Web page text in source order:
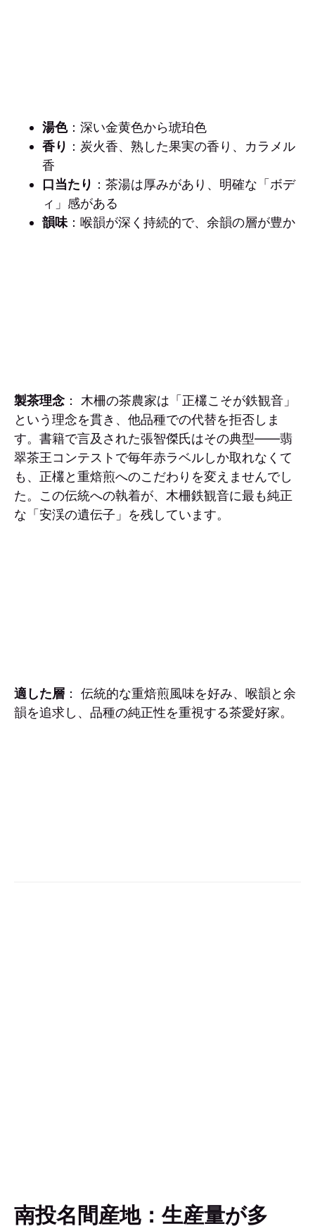
湯色：深い金黄色から琥珀色
香り ：炭火香、熟した果実の香り、カラメル
香
口当たり ：茶湯は厚みがあり、明確な「ボデ
ィ」感がある
韻味 ：喉韻が深く持続的で、余韻の層が豊か
製茶理念： 木柵の茶農家は「正欉こそが鉄観音」
という理念を貫き、他品種での代替を拒否しま
す。書籍で言及された張智傑氏はその典型——翡
翠茶王コンテストで毎年赤ラベルしか取れなくて
も、正欉と重焙煎へのこだわりを変えませんでし
た。この伝統への執着が、木柵鉄観音に最も純正
な「安渓の遺伝子」を残しています。
適した層 ： 伝統的な重焙煎風味を好み、喉韻と余
韻を追求し、品種の純正性を重視する茶愛好家。
南投名間産地：生産量が多